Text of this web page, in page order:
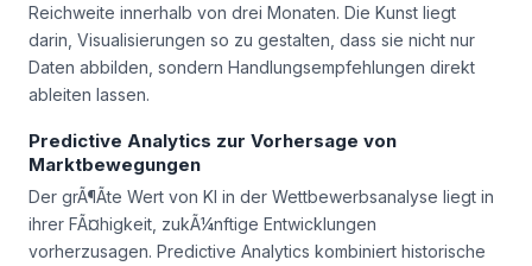
Reichweite innerhalb von drei Monaten. Die Kunst liegt
darin, Visualisierungen so zu gestalten, dass sie nicht nur
Daten abbilden, sondern Handlungsempfehlungen direkt
ableiten lassen.
Predictive Analytics zur Vorhersage von
Marktbewegungen
Der grÃ¶Ãte Wert von KI in der Wettbewerbsanalyse liegt in
ihrer FÃ¤higkeit, zukÃ¼nftige Entwicklungen
vorherzusagen. Predictive Analytics kombiniert historische